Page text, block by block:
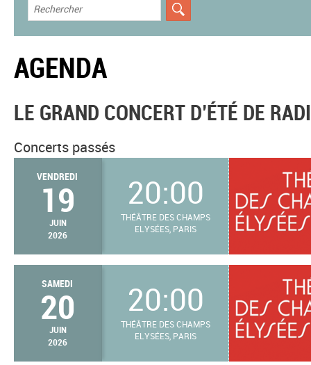
AGENDA
LE GRAND CONCERT D’ÉTÉ DE
Concerts passés
VENDREDI
19
JUIN
2026
20:00
THÉÂTRE DES CHAMPS
ELYSÉES, PARIS
SAMEDI
20
JUIN
2026
20:00
THÉÂTRE DES CHAMPS
ELYSÉES, PARIS